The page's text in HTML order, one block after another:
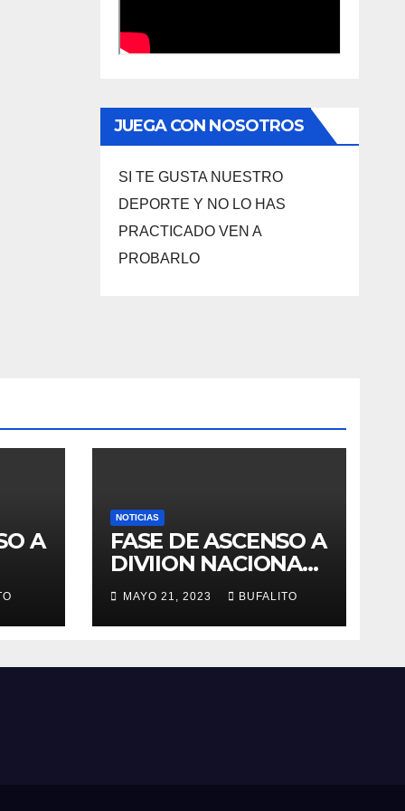
JUEGA CON NOSOTROS
SI TE GUSTA NUESTRO
DEPORTE Y NO LO HAS
PRACTICADO VEN A
PROBARLO
A
NOTICIAS
FASE DE ASCENSO A
DIVIION NACIONAL
MASCULINA
MAYO 21, 2023 BUFALITO